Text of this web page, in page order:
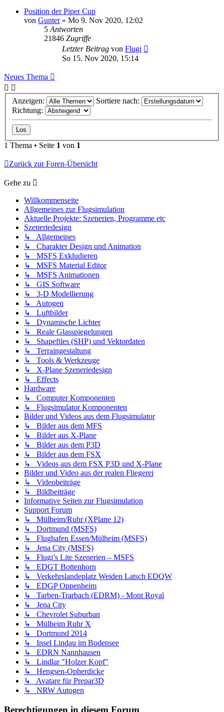
Position der Piper Cup
von Gunter» Mo 9. Nov 2020, 12:02
5 Antworten
21846 Zugriffe
Letzter Beitrag von Flugi
So 15. Nov 2020, 15:14
Neues Thema
Anzeigen:
Sortiere nach:
Richtung:
1 Thema • Seite 1 von 1
Zurück zur Foren-Übersicht
Gehe zu
Willkommenseite
Allgemeines zur Flugsimulation
Aktuelle Projekte: Szenerien, Programme etc
Szeneriedesign
↳ Allgemeines
↳ Charakter Design und Animation
↳ MSFS Exkludieren
↳ MSFS Material Editor
↳ MSFS Animationen
↳ GIS Software
↳ 3-D Modellierung
↳ Autogen
↳ Luftbilder
↳ Dynamische Lichter
↳ Reale Glasspiegelungen
↳ Shapefiles (SHP) und Vektordaten
↳ Terraingestaltung
↳ Tools & Werkzeuge
↳ X-Plane Szeneriedesign
↳ Effects
Hardware
↳ Computer Komponenten
↳ Flugsimulator Komponenten
Bilder und Videos aus dem Flugsimulator
↳ Bilder aus dem MFS
↳ Bilder aus X-Plane
↳ Bilder aus dem P3D
↳ Bilder aus dem FSX
↳ Videos aus dem FSX P3D und X-Plane
Bilder und Video aus der realen Fliegerei
↳ Videobeiträge
↳ Bildbeiträge
Informative Seiten zur Flugsimulation
Support Forum
↳ Mülheim/Ruhr (XPlane 12)
↳ Dortmund (MSFS)
↳ Flughafen Essen/Mülheim (MSFS)
↳ Jena City (MSFS)
↳ Flugi’s Lite Szenerien – MSFS
↳ EDGT Bottenhorn
↳ Verkehrslandeplatz Weiden Latsch EDQW
↳ EDGP Oppenheim
↳ Tarben-Trarbach (EDRM) - Mont Royal
↳ Jena City
↳ Chevrolet Suburban
↳ Mülheim Ruhr X
↳ Dortmund 2014
↳ Insel Lindau im Bodensee
↳ EDRN Nannhausen
↳ Lindlar "Holzer Kopf"
↳ Hengsen-Opherdicke
↳ Avatare für Prepar3D
↳ NRW Autogen
Berechtigungen in diesem Forum